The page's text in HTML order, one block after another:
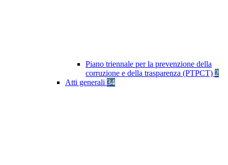
Piano triennale per la prevenzione della
corruzione e della trasparenza (PTPCT) 2
Atti generali 34